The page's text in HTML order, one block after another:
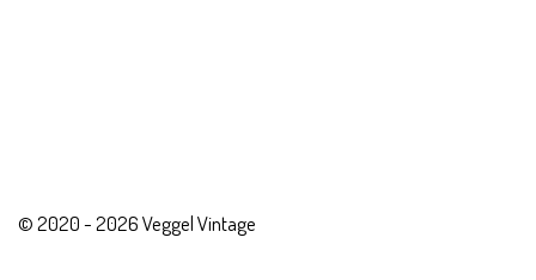
© 2020 - 2026 Veggel Vintage